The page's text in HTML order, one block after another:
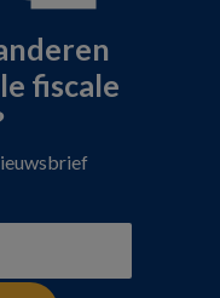
fiscale